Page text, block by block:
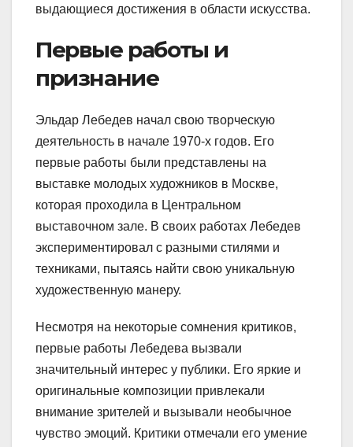
выдающиеся достижения в области искусства.
Первые работы и
признание
Эльдар Лебедев начал свою творческую
деятельность в начале 1970-х годов. Его
первые работы были представлены на
выставке молодых художников в Москве,
которая проходила в Центральном
выставочном зале. В своих работах Лебедев
экспериментировал с разными стилями и
техниками, пытаясь найти свою уникальную
художественную манеру.
Несмотря на некоторые сомнения критиков,
первые работы Лебедева вызвали
значительный интерес у публики. Его яркие и
оригинальные композиции привлекали
внимание зрителей и вызывали необычное
чувство эмоций. Критики отмечали его умение